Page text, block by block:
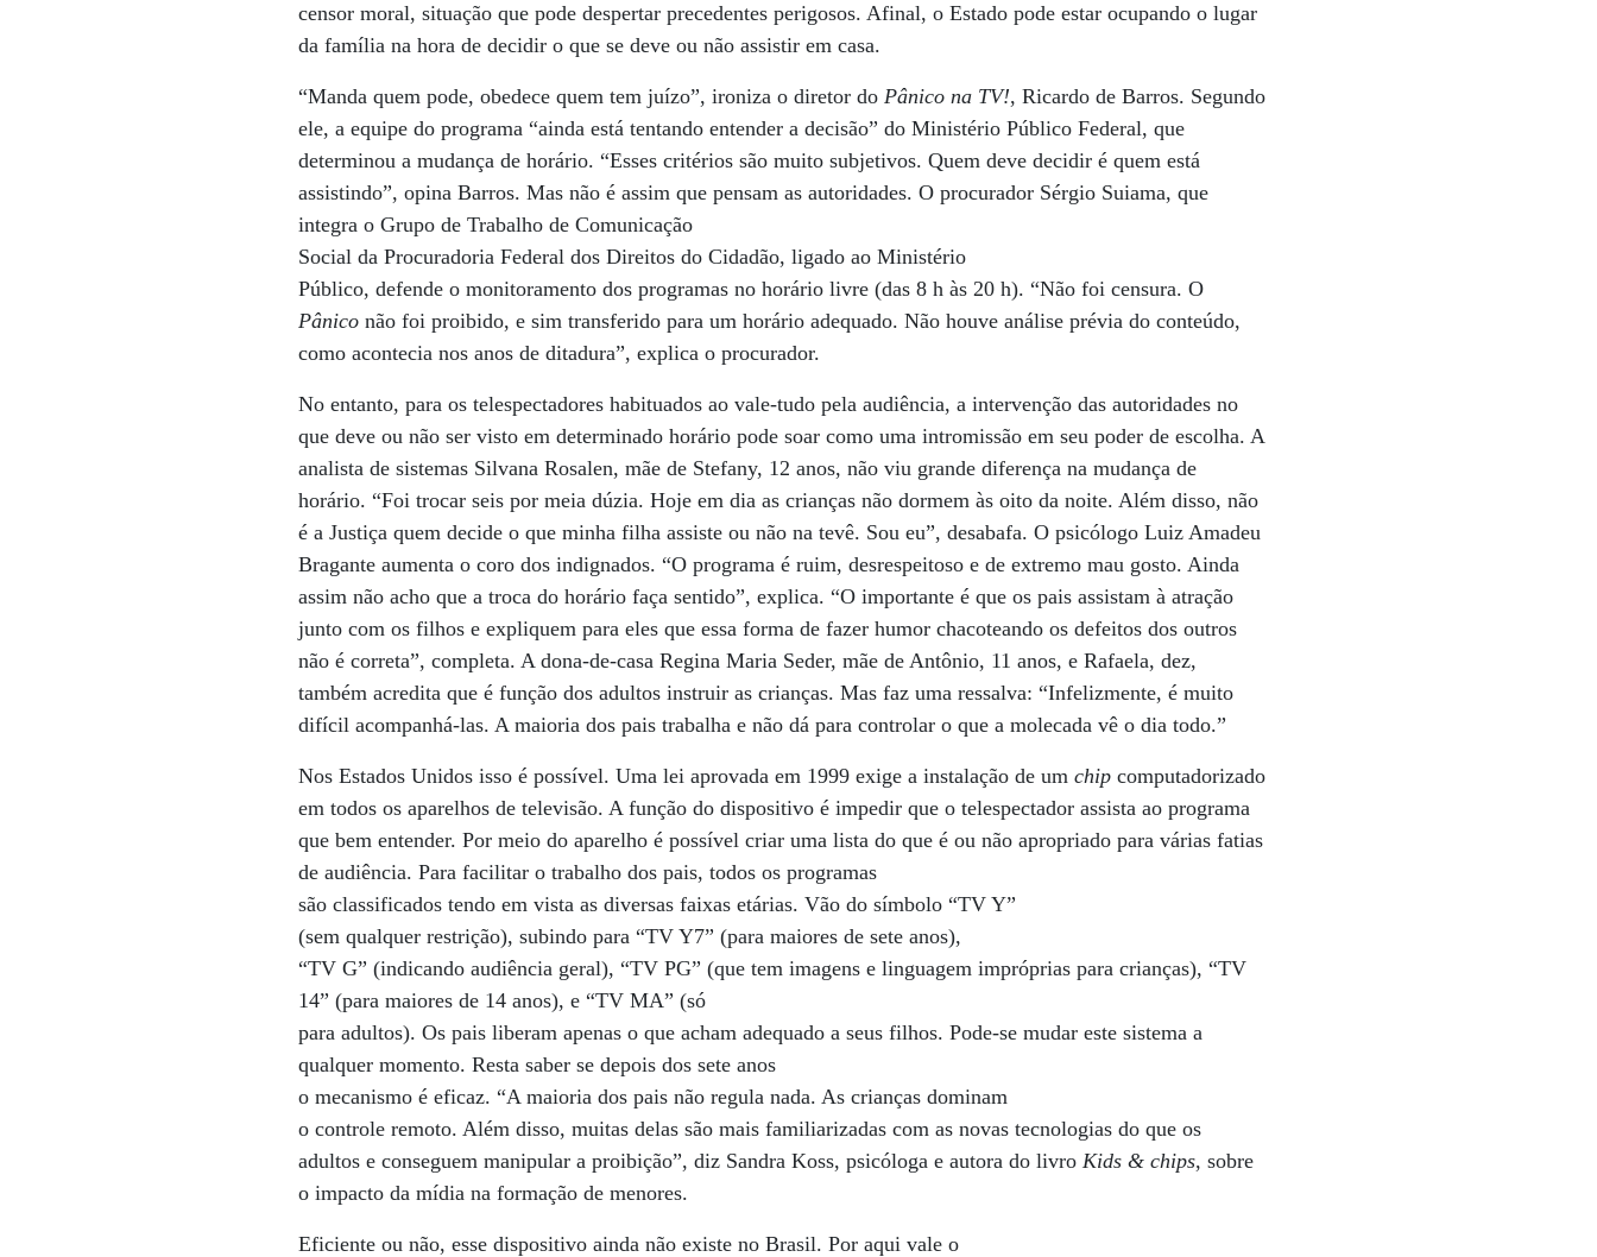
censor moral, situação que pode despertar precedentes perigosos. Afinal, o Estado pode estar ocupando o lugar
da família na hora de decidir o que se deve ou não assistir em casa.
“Manda quem pode, obedece quem tem juízo”, ironiza o diretor doPânico na TV!, Ricardo de Barros. Segundo
ele, a equipe do programa “ainda está tentando entender a decisão” do Ministério Público Federal, que
determinou a mudança de horário. “Esses critérios são muito subjetivos. Quem deve decidir é quem está
assistindo”, opina Barros. Mas não é assim que pensam as autoridades. O procurador Sérgio Suiama, que
integra o Grupo de Trabalho de Comunicação
Social da Procuradoria Federal dos Direitos do Cidadão, ligado ao Ministério
Público, defende o monitoramento dos programas no horário livre (das 8 h às 20 h). “Não foi censura. O
Pânico não foi proibido, e sim transferido para um horário adequado. Não houve análise prévia do conteúdo,
como acontecia nos anos de ditadura”, explica o procurador.
No entanto, para os telespectadores habituados ao vale-tudo pela audiência, a intervenção das autoridades no
que deve ou não ser visto em determinado horário pode soar como uma intromissão em seu poder de escolha. A
analista de sistemas Silvana Rosalen, mãe de Stefany, 12 anos, não viu grande diferença na mudança de
horário. “Foi trocar seis por meia dúzia. Hoje em dia as crianças não dormem às oito da noite. Além disso, não
é a Justiça quem decide o que minha filha assiste ou não na tevê. Sou eu”, desabafa. O psicólogo Luiz Amadeu
Bragante aumenta o coro dos indignados. “O programa é ruim, desrespeitoso e de extremo mau gosto. Ainda
assim não acho que a troca do horário faça sentido”, explica. “O importante é que os pais assistam à atração
junto com os filhos e expliquem para eles que essa forma de fazer humor chacoteando os defeitos dos outros
não é correta”, completa. A dona-de-casa Regina Maria Seder, mãe de Antônio, 11 anos, e Rafaela, dez,
também acredita que é função dos adultos instruir as crianças. Mas faz uma ressalva: “Infelizmente, é muito
difícil acompanhá-las. A maioria dos pais trabalha e não dá para controlar o que a molecada vê o dia todo.”
Nos Estados Unidos isso é possível. Uma lei aprovada em 1999 exige a instalação de um chip computadorizado
em todos os aparelhos de televisão. A função do dispositivo é impedir que o telespectador assista ao programa
que bem entender. Por meio do aparelho é possível criar uma lista do que é ou não apropriado para várias fatias
de audiência. Para facilitar o trabalho dos pais, todos os programas
são classificados tendo em vista as diversas faixas etárias. Vão do símbolo “TV Y”
(sem qualquer restrição), subindo para “TV Y7” (para maiores de sete anos),
“TV G” (indicando audiência geral), “TV PG” (que tem imagens e linguagem impróprias para crianças), “TV
14” (para maiores de 14 anos), e “TV MA” (só
para adultos). Os pais liberam apenas o que acham adequado a seus filhos. Pode-se mudar este sistema a
qualquer momento. Resta saber se depois dos sete anos
o mecanismo é eficaz. “A maioria dos pais não regula nada. As crianças dominam
o controle remoto. Além disso, muitas delas são mais familiarizadas com as novas tecnologias do que os
adultos e conseguem manipular a proibição”, diz Sandra Koss, psicóloga e autora do livroKids & chips, sobre
o impacto da mídia na formação de menores.
Eficiente ou não, esse dispositivo ainda não existe no Brasil. Por aqui vale o